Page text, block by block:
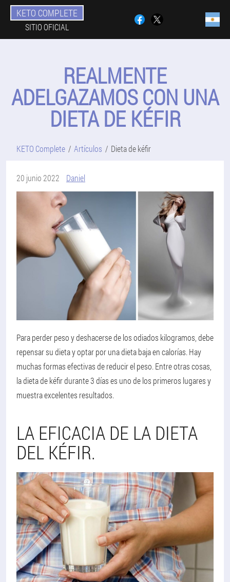
KETO COMPLETE
SITIO OFICIAL
REALMENTE
ADELGAZAMOS CON UNA
DIETA DE KÉFIR
KETO Complete Artículos Dieta de kéfir
20 junio 2022 Daniel
Para perder peso y deshacerse de los odiados kilogramos, debe
repensar su dieta y optar por una dieta baja en calorías. Hay
muchas formas efectivas de reducir el peso. Entre otras cosas,
la dieta de kéfir durante 3 días es uno de los primeros lugares y
muestra excelentes resultados.
LA EFICACIA DE LA DIETA
DEL KÉFIR.